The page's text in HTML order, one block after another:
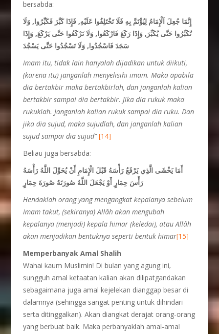
bersabda:
إِنَّمَا جُعِلَ اَلْإِمَامُ لِيُؤْتَمَّ بِهِ فَلَا تَخْتَلِفُوا عَلَيْهِ, فَإِذَا كَبَّرَ فَكَبِّرُوا, وَلَا
تُكَبِّرُوا حَتَّى يُكَبِّرَ, وَإِذَا رَكَعَ فَارْكَعُوا, وَلَا تَرْكَعُوا حَتَّى يَرْكَعَ, وَإِذَا
سَجَدَ فَاسْجُدُوا, وَلَا تَسْجُدُوا حَتَّى يَسْجُدَ
Imam itu, tidak lain hanyalah dijadikan untuk diikuti,
(karena itu) janganlah menyelisihi imam. Maka apabila
dia bertakbir maka bertakbirlah, dan janganlah kalian
bertakbir sampai dia bertakbir. Jika dia rukuk maka
rukuklah. Janganlah kalian rukuk sampai dia ruku. Dan
jika dia sujud, maka sujudlah, dan janganlah kalian
sujud sampai dia sujud” [14]
Beliau juga bersabda:
أَمَا يَخْشَى الَّذِي يَرْفَعُ رَأْسَهُ قَبْلَ الْإِمَامِ أَنْ يُحَوِّلَ اللَّهُ رَأْسَهُ
رَأْسَ حِمَارٍ أَوْ يَجْعَلَ اللَّهُ صُورَتَهُ صُورَةَ حِمَارٍ
Hendaklah orang yang mengangkat kepalanya sebelum
Imam takut, (sekiranya) Allâh akan mengubah
kepalanya (menjadi) kepala himar (keledai), atau Allâh
akan menjadikan bentuknya seperti bentuk himar[15]
Memperbanyak Amal Shalih
Wahai kaum Muslimin! Di bulan yang agung ini,
sungguh amal ketaatan kalian akan dilipatgandakan
sebagaimana juga amal kejelekan dianggap besar di
dalamnya (sehingga sangat penting untuk dihindari
serta ditinggalkan). Akan diangkat derajat orang-orang
yang berbuat baik. Maka perbanyaklah amal-amal